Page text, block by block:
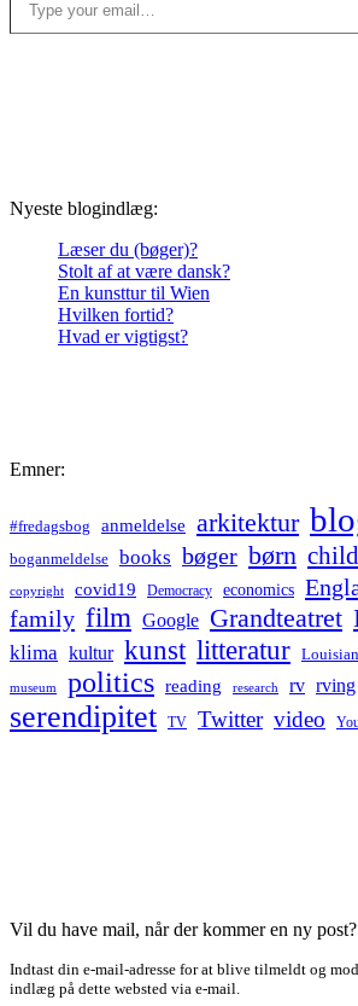
Nyeste blogindlæg:
Læser du (bøger)?
Stolt af at være dansk?
En kunsttur til Wien
Hvilken fortid?
Hvad er vigtigst?
Emner:
#fredagsbog anmeldelse arkitektur
boganmeldelse books bøger børn
copyright covid19 Democracy economics
family film Google Grandteatret
klima kultur kunst litteratur
museum politics reading research rv rving
serendipitet TV Twitter video
Vil du have mail, når der kommer en ny post?
Indtast din e-mail-adresse for at blive tilmeldt og
indlæg på dette websted via e-mail.